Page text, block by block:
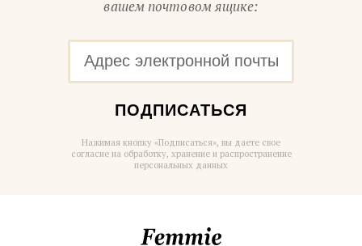
вашем почтовом ящике:
ПОДПИСАТЬСЯ
Нажимая кнопку «Подписаться», вы даете свое
согласие на обработку, хранение и распространение
персональных данных